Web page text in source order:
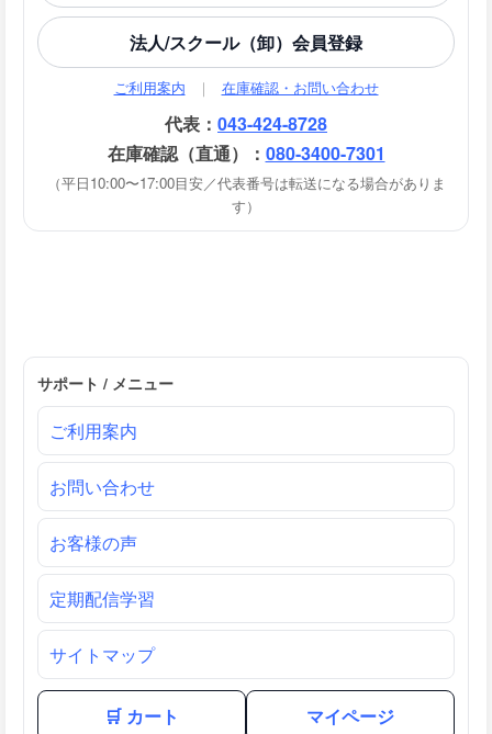
法人/スクール（卸）会員登録
ご利用案内 ｜ 在庫確認・お問い合わせ
代表： 043-424-8728
在庫確認（直通）： 080-3400-7301
（平日10:00〜17:00目安／代表番号は転送になる場合がありま
す）
サポート / メニュー
ご利用案内
お問い合わせ
お客様の声
定期配信学習
サイトマップ
🛒 カート マイページ